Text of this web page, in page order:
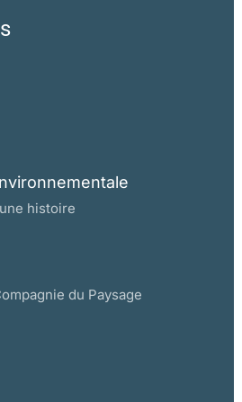
histoire
du Paysage